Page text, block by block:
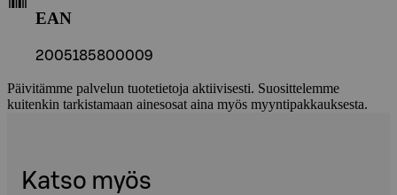
EAN
2005185800009
Päivitämme palvelun tuotetietoja aktiivisesti. Suosittelemme
kuitenkin tarkistamaan ainesosat aina myös myyntipakkauksesta.
Katso myös